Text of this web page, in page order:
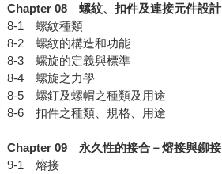
Chapter 08螺紋、扣件及連接元件設計
8-1 螺紋種類
8-2 螺紋的構造和功能
8-3 螺旋的定義與標準
8-4 螺旋之力學
8-5 螺釘及螺帽之種類及用途
8-6 扣件之種類、規格、用途
Chapter 09永久性的接合－熔接與鉚接
9-1 熔接